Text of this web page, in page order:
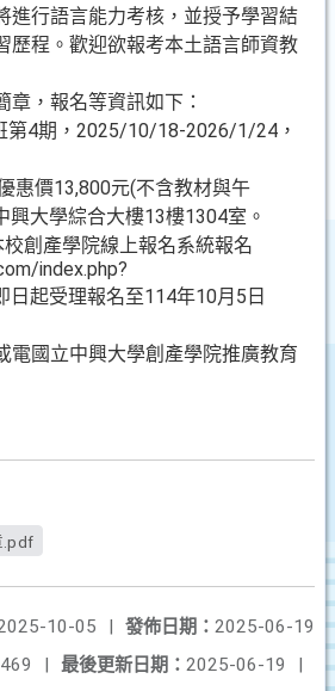
進行語言能力考核，並授予學習結
歷程。歡迎欲報考本土語言師資教
章，報名等資訊如下：
第4期，2025/10/18-2026/1/24，
惠價13,800元(不含教材與午
興大學綜合大樓13樓1304室。
創產學院線上報名系統報名
index.php?
起受理報名至114年10月5日
電國立中興大學創產學院推廣教育
.pdf
發佈日期： 2025-06-19
10-05
|
最後更新日期： 2025-06-19 |
469 |